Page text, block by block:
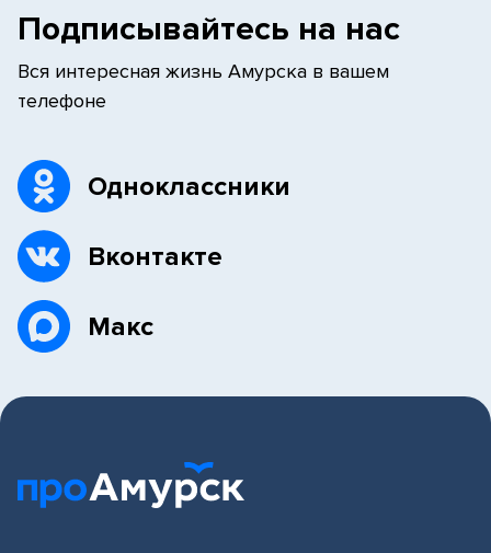
Подписывайтесь на нас
Вся интересная жизнь Амурска в вашем
телефоне
Одноклассники
Вконтакте
Макс